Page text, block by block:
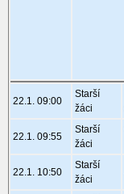
22.1. 09:00
Starší
žáci
22.1. 09:55
Starší
žáci
22.1. 10:50
Starší
žáci